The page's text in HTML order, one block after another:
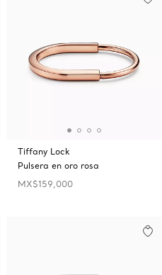
Tiffany Lock
Pulsera en oro rosa
MX$159,000